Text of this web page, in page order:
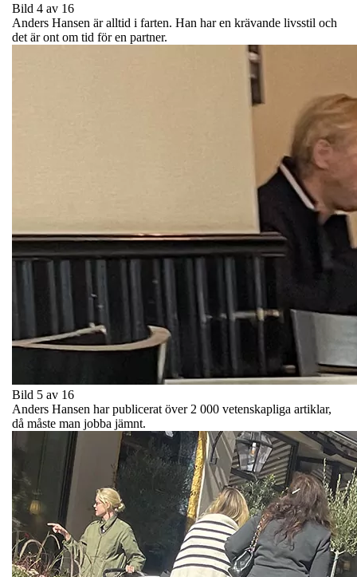
Bild 4 av 16
Anders Hansen är alltid i farten. Han har en krävande livsstil och
det är ont om tid för en partner.
Bild 5 av 16
Anders Hansen har publicerat över 2 000 vetenskapliga artiklar,
då måste man jobba jämnt.